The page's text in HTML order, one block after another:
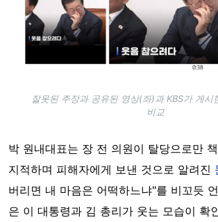
잘못된 주장과 공유된 영상(좌)과 KBS가 게시
비교
박 원내대표는 장 전 의원이 탈당으로만
지적하며 피해자에게 보낸 것으로 알려진
버리면 내 마음은 어떡하느냐"를 비꼬듯
은 이 대통령과 김 총리가 웃는 모습이 확